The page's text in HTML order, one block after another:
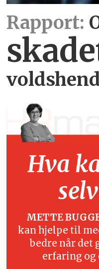
Rapport:
Hva
METTE
kan hjelpe til
bedre når det
erfaring og